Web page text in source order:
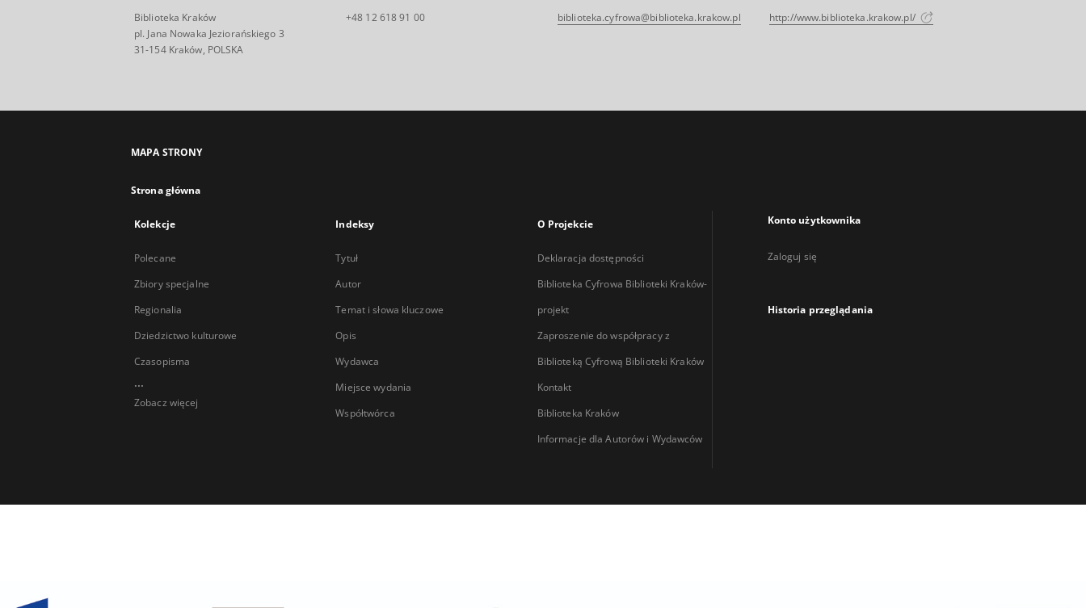
Biblioteka Kraków
pl. Jana Nowaka Jeziorańskiego 3
31-154 Kraków, POLSKA
+48 12 618 91 00 biblioteka.cyfrowa@biblioteka.krakow.pl http://www.biblioteka.krakow.pl/
MAPA STRONY
Strona główna
Kolekcje
Polecane
Zbiory specjalne
Regionalia
Dziedzictwo kulturowe
Czasopisma
...
Zobacz więcej
Indeksy
Tytuł
Autor
Temat i słowa kluczowe
Opis
Wydawca
Miejsce wydania
Współtwórca
O Projekcie
Deklaracja dostępności
Biblioteka Cyfrowa Biblioteki Kraków-
projekt
Zaproszenie do współpracy z
Biblioteką Cyfrową Biblioteki Kraków
Kontakt
Biblioteka Kraków
Informacje dla Autorów i Wydawców
Konto użytkownika
Zaloguj się
Historia przeglądania